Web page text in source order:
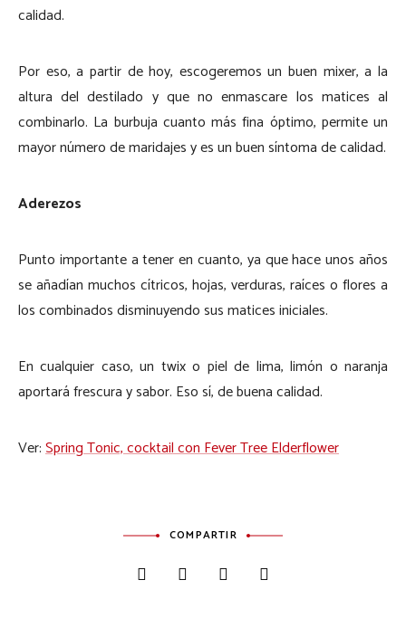
calidad.
Por eso, a partir de hoy, escogeremos un buen mixer, a la
altura del destilado y que no enmascare los matices al
combinarlo. La burbuja cuanto más fina óptimo, permite un
mayor número de maridajes y es un buen síntoma de calidad.
Aderezos
Punto importante a tener en cuanto, ya que hace unos años
se añadían muchos cítricos, hojas, verduras, raíces o flores a
los combinados disminuyendo sus matices iniciales.
En cualquier caso, un twix o piel de lima, limón o naranja
aportará frescura y sabor. Eso sí, de buena calidad.
Ver:Spring Tonic, cocktail con Fever Tree Elderflower
COMPARTIR